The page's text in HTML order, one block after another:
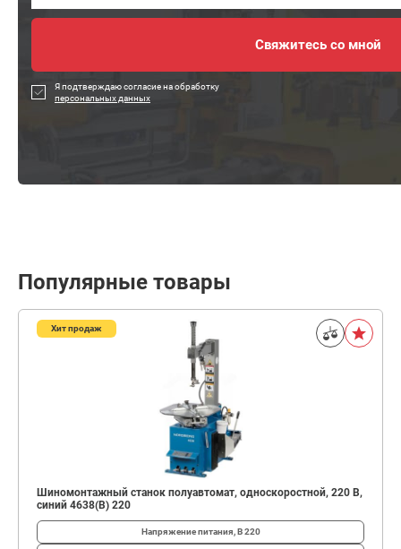
Я подтверждаю согласие на обработку
персональных данных
Популярные товары
Хит продаж
Шиномонтажный станок полуавтомат, односкоростной, 220 В,
синий 4638(B) 220
Напряжение питания, В220